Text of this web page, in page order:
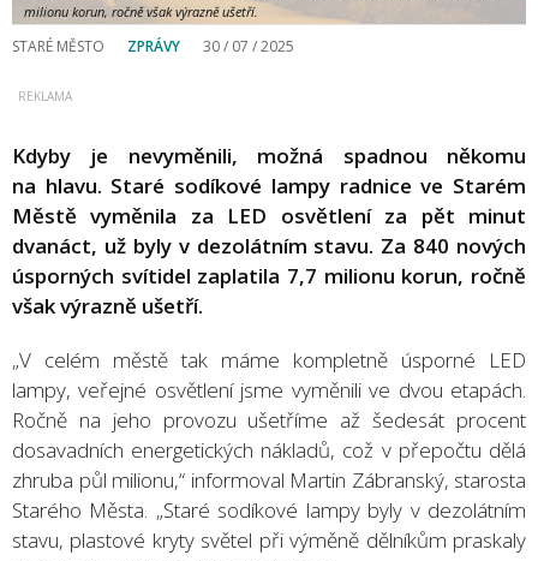
milionu korun, ročně však výrazně ušetří.
STARÉ MĚSTO ZPRÁVY 30 / 07 / 2025
Kdyby je nevyměnili, možná spadnou někomu
na hlavu. Staré sodíkové lampy radnice ve Starém
Městě vyměnila za LED osvětlení za pět minut
dvanáct, už byly v dezolátním stavu. Za 840 nových
úsporných svítidel zaplatila 7,7 milionu korun, ročně
však výrazně ušetří.
„V celém městě tak máme kompletně úsporné LED
lampy, veřejné osvětlení jsme vyměnili ve dvou etapách.
Ročně na jeho provozu ušetříme až šedesát procent
dosavadních energetických nákladů, což v přepočtu dělá
zhruba půl milionu,“ informoval Martin Zábranský, starosta
Starého Města. „Staré sodíkové lampy byly v dezolátním
stavu, plastové kryty světel při výměně dělníkům praskaly